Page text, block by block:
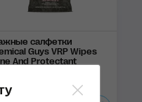
салфетки
Guys VRP Wipes
And Protectant